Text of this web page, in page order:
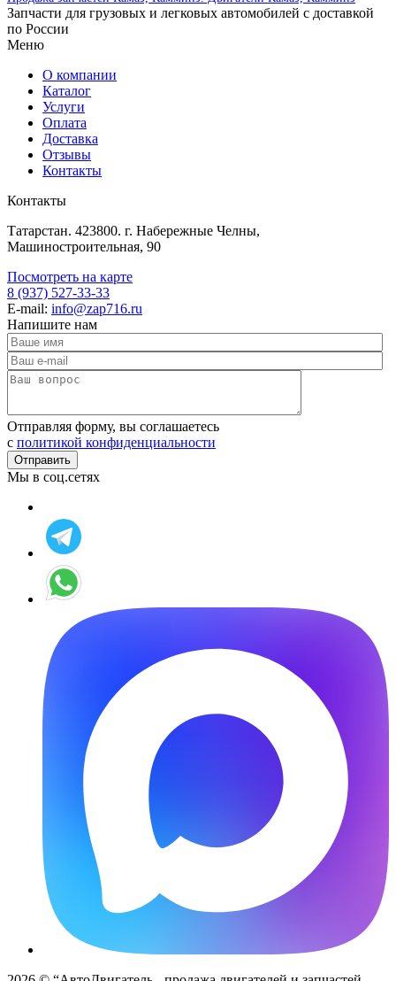
Запчасти для грузовых и легковых автомобилей с доставкой
по России
Меню
О компании
Каталог
Услуги
Оплата
Доставка
Отзывы
Контакты
Контакты
Татарстан. 423800. г. Набережные Челны,
Машиностроительная, 90
Посмотреть на карте
8 (937) 527-33-33
E-mail: info@zap716.ru
Напишите нам
Отправляя форму, вы соглашаетесь
c политикой конфиденциальности
Мы в соц.сетях